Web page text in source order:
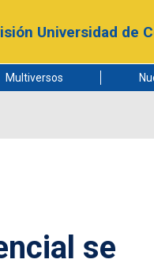
Universidad de
Multiversos
se